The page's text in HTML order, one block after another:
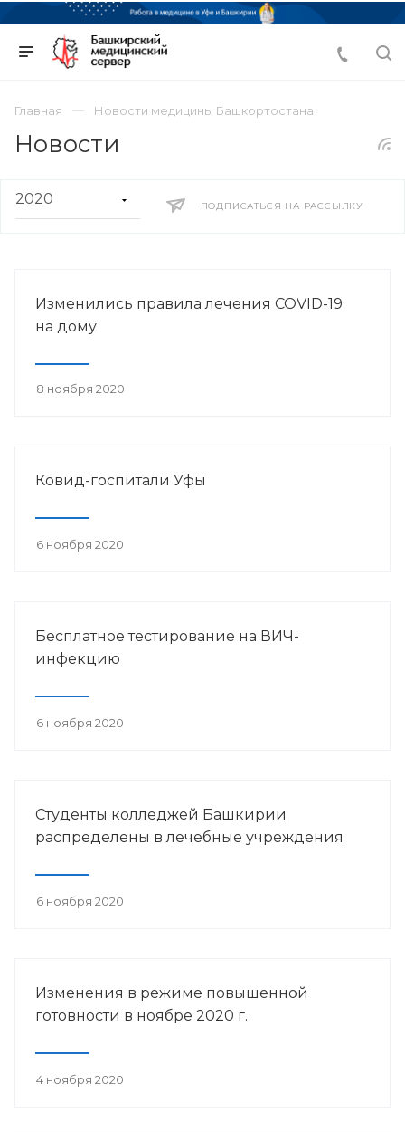
Главная Новости медицины Башкортостана
Новости
ПОДПИСАТЬСЯ НА РАССЫЛКУ
Изменились правила лечения COVID-19
на дому
8 ноября 2020
Ковид-госпитали Уфы
6 ноября 2020
Бесплатное тестирование на ВИЧ-
инфекцию
6 ноября 2020
Студенты колледжей Башкирии
распределены в лечебные учреждения
6 ноября 2020
Изменения в режиме повышенной
готовности в ноябре 2020 г.
4 ноября 2020